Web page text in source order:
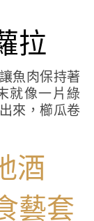
拉
魚肉保持著
就像一片綠
來，櫛瓜卷